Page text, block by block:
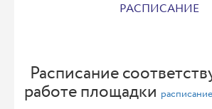
РАСПИСАНИЕ
Расписание
работе площадки